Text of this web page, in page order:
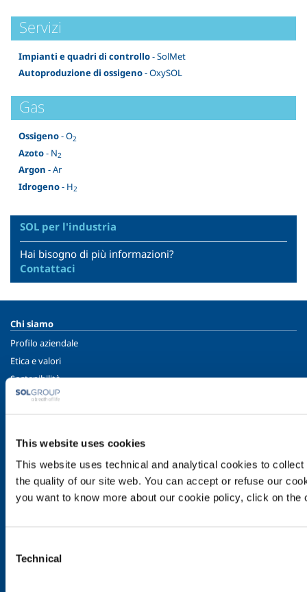
This website uses cookies
This website uses technical and analytical cookies to
the quality of our site web. You can accept or refuse our
you want to know more about our cookie policy, click on
Selection
Technical
Servizi
Impianti e quadri di controllo- SolMet
Autoproduzione di ossigeno- OxySOL
Gas
Ossigeno- O2
Azoto- N2
Argon - Ar
Idrogeno- H2
SOL per l'industria
Hai bisogno di più informazioni?
Contattaci
Chi siamo
Profilo aziendale
Etica e valori
Sostenibilità
Sicurezza, ambiente e qualità
Food & Beverage
Metal Production
Metal Fabrication
Chemistry & Pharma
Speciality Gases